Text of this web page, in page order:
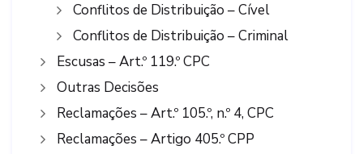
Conflitos de Distribuição – Cível
Conflitos de Distribuição – Criminal
Escusas – Art.º 119.º CPC
Outras Decisões
Reclamações – Art.º 105.º, n.º 4, CPC
Reclamações – Artigo 405.º CPP